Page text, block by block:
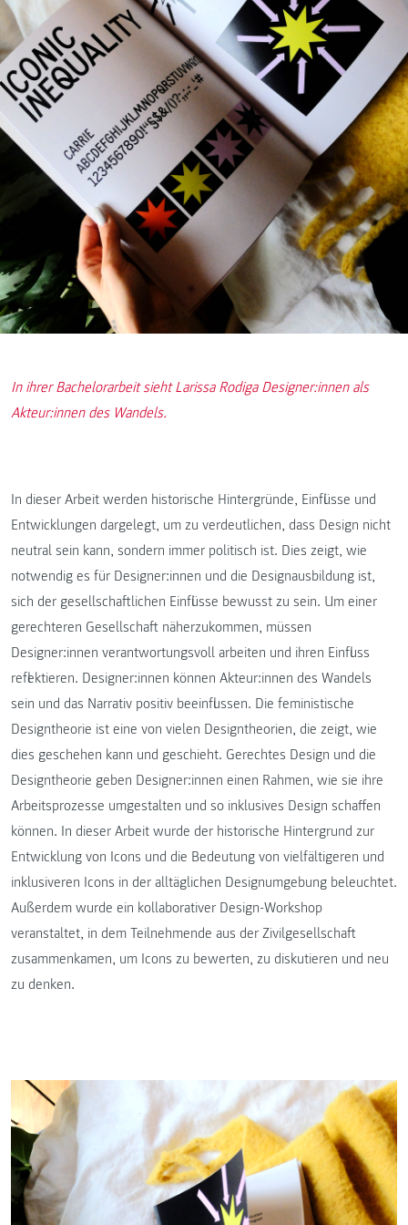
In ihrer Bachelorarbeit sieht Larissa Rodiga Designer:innen als
Akteur:innen des Wandels.
In dieser Arbeit werden historische Hintergründe, Einflüsse und
Entwicklungen dargelegt, um zu verdeutlichen, dass Design nicht
neutral sein kann, sondern immer politisch ist. Dies zeigt, wie
notwendig es für Designer:innen und die Designausbildung ist,
sich der gesellschaftlichen Einflüsse bewusst zu sein. Um einer
gerechteren Gesellschaft näherzukommen, müssen
Designer:innen verantwortungsvoll arbeiten und ihren Einfluss
reflektieren. Designer:innen können Akteur:innen des Wandels
sein und das Narrativ positiv beeinflussen. Die feministische
Designtheorie ist eine von vielen Designtheorien, die zeigt, wie
dies geschehen kann und geschieht. Gerechtes Design und die
Designtheorie geben Designer:innen einen Rahmen, wie sie ihre
Arbeitsprozesse umgestalten und so inklusives Design schaffen
können. In dieser Arbeit wurde der historische Hintergrund zur
Entwicklung von Icons und die Bedeutung von vielfältigeren und
inklusiveren Icons in der alltäglichen Designumgebung beleuchtet.
Außerdem wurde ein kollaborativer Design-Workshop
veranstaltet, in dem Teilnehmende aus der Zivilgesellschaft
zusammenkamen, um Icons zu bewerten, zu diskutieren und neu
zu denken.